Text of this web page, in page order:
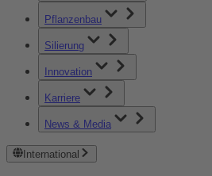
Pflanzenbau
Silierung
Innovation
Karriere
News & Media
International